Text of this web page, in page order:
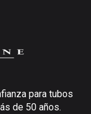
para tubos
de 50 años.